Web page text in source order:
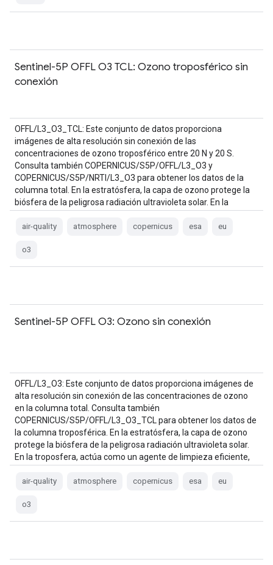
Sentinel-5P OFFL O3 TCL: Ozono troposférico sin
conexión
OFFL/L3_O3_TCL: Este conjunto de datos proporciona
imágenes de alta resolución sin conexión de las
concentraciones de ozono troposférico entre 20 N y 20 S.
Consulta también COPERNICUS/S5P/OFFL/L3_O3 y
COPERNICUS/S5P/NRTI/L3_O3 para obtener los datos de la
columna total. En la estratósfera, la capa de ozono protege la
biósfera de la peligrosa radiación ultravioleta solar. En la
air-quality atmosphere copernicus esa eu
o3
Sentinel-5P OFFL O3: Ozono sin conexión
OFFL/L3_O3: Este conjunto de datos proporciona imágenes de
alta resolución sin conexión de las concentraciones de ozono
en la columna total. Consulta también
COPERNICUS/S5P/OFFL/L3_O3_TCL para obtener los datos de
la columna troposférica. En la estratósfera, la capa de ozono
protege la biósfera de la peligrosa radiación ultravioleta solar.
En la troposfera, actúa como un agente de limpieza eficiente,
air-quality atmosphere copernicus esa eu
o3